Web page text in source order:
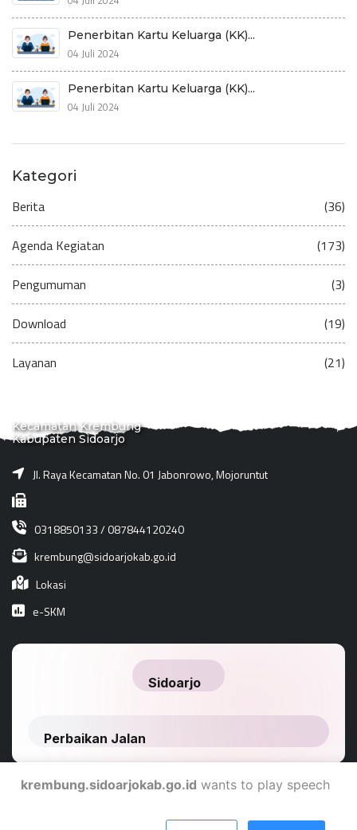
Penerbitan Kartu Keluarga (KK)...
04 Juli 2024
Penerbitan Kartu Keluarga (KK)...
04 Juli 2024
Kategori
Berita (36)
Agenda Kegiatan (173)
Pengumuman (3)
Download (19)
Layanan (21)
Kecamatan Krembung
Kabupaten Sidoarjo
Jl. Raya Kecamatan No. 01 Jabonrowo, Mojoruntut
0318850133 / 087844120240
krembung@sidoarjokab.go.id
Lokasi
e-SKM
krembung.sidoarjokab.go.id wants to play speech